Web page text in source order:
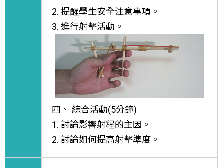
2. 提醒學生安全注意事項。
3. 進行射擊活動。
四、 綜合活動(5分鐘)
1. 討論影響射程的主因。
2. 討論如何提高射擊準度。